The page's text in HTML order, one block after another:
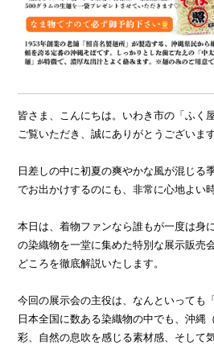
皆さま、こんにちは。いわき市の「ふく
ご覧いただき、誠にありがとうございます
日差しの中に初夏の爽やかな風が混じる
でお出かけするのにも、非常に心地よい
本日は、着物ファンなら誰もが一度は身
の染織物を一堂に集めた特別な展示販売
どころを徹底解説いたします。
今回の展示会の主役は、なんといっても
日本全国に数ある染織物の中でも、沖縄
彩、自然の息吹を感じる素材感、そして